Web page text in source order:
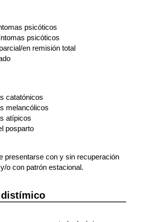
psicóticos
psicóticos
en remisión total
catatónicos
melancólicos
atípicos
posparto
presentarse con y sin recuperación
o con patrón estacional.